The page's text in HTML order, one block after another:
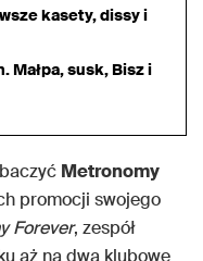
kasety, dissy i
Małpa, susk, Bisz i
Metronomy
promocji swojego
Forever, zespół
aż na dwa klubowe